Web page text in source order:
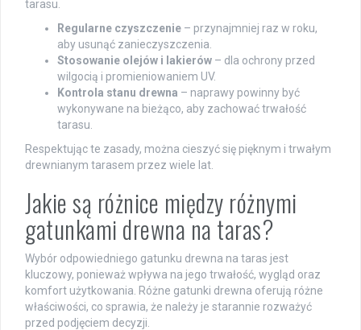
tarasu.
Regularne czyszczenie – przynajmniej raz w roku,
aby usunąć zanieczyszczenia.
Stosowanie olejów i lakierów – dla ochrony przed
wilgocią i promieniowaniem UV.
Kontrola stanu drewna – naprawy powinny być
wykonywane na bieżąco, aby zachować trwałość
tarasu.
Respektując te zasady, można cieszyć się pięknym i trwałym
drewnianym tarasem przez wiele lat.
Jakie są różnice między różnymi
gatunkami drewna na taras?
Wybór odpowiedniego gatunku drewna na taras jest
kluczowy, ponieważ wpływa na jego trwałość, wygląd oraz
komfort użytkowania. Różne gatunki drewna oferują różne
właściwości, co sprawia, że należy je starannie rozważyć
przed podjęciem decyzji.